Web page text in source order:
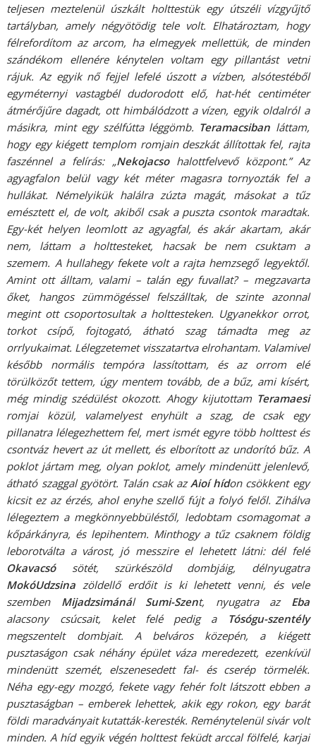
teljesen meztelenül úszkált holttestük egy útszéli vízgyűjtő
tartályban, amely négyötödig tele volt. Elhatároztam, hogy
félrefordítom az arcom, ha elmegyek mellettük, de minden
szándékom ellenére kénytelen voltam egy pillantást vetni
rájuk. Az egyik nő fejjel lefelé úszott a vízben, alsótestéből
egyméternyi vastagbél dudorodott elő, hat-hét centiméter
átmérőjűre dagadt, ott himbálódzott a vízen, egyik oldalról a
másikra, mint egy szélfútta léggömb. Teramacsiban láttam,
hogy egy kiégett templom romjain deszkát állítottak fel, rajta
faszénnel a felírás: „Nekojacsohalottfelvevő központ.” Az
agyagfalon belül vagy két méter magasra tornyozták fel a
hullákat. Némelyikük halálra zúzta magát, másokat a tűz
emésztett el, de volt, akiből csak a puszta csontok maradtak.
Egy-két helyen leomlott az agyagfal, és akár akartam, akár
nem, láttam a holttesteket, hacsak be nem csuktam a
szemem. A hullahegy fekete volt a rajta hemzsegő legyektől.
Amint ott álltam, valami – talán egy fuvallat? – megzavarta
őket, hangos zümmögéssel felszálltak, de szinte azonnal
megint ott csoportosultak a holttesteken. Ugyanekkor orrot,
torkot csípő, fojtogató, átható szag támadta meg az
orrlyukaimat. Lélegzetemet visszatartva elrohantam. Valamivel
később normális tempóra lassítottam, és az orrom elé
törülközőt tettem, úgy mentem tovább, de a bűz, ami kísért,
még mindig szédülést okozott. Ahogy kijutottam Teramaesi
romjai közül, valamelyest enyhült a szag, de csak egy
pillanatra lélegezhettem fel, mert ismét egyre több holttest és
csontváz hevert az út mellett, és elborított az undorító bűz. A
poklot jártam meg, olyan poklot, amely mindenütt jelenlevő,
átható szaggal gyötört. Talán csak azAioí hídon csökkent egy
kicsit ez az érzés, ahol enyhe szellő fújt a folyó felől. Zihálva
lélegeztem a megkönnyebbüléstől, ledobtam csomagomat a
kőpárkányra, és lepihentem. Minthogy a tűz csaknem földig
leborotválta a várost, jó messzire el lehetett látni: dél felé
Okavacsósötét, szürkészöld dombjáig, délnyugatra
MokóUdzsina zöldellő erdőit is ki lehetett venni, és vele
szemben Mijadzsimánál Sumi-Szent, nyugatra az Eba
alacsony csúcsait, kelet felé pedig a
Tósógu-szentély
megszentelt dombjait. A belváros közepén, a kiégett
pusztaságon csak néhány épület váza meredezett, ezenkívül
mindenütt szemét, elszenesedett fal- és cserép törmelék.
Néha egy-egy mozgó, fekete vagy fehér folt látszott ebben a
pusztaságban – emberek lehettek, akik egy rokon, egy barát
földi maradványait kutatták-keresték. Reménytelenül sivár volt
minden. A híd egyik végén holttest feküdt arccal fölfelé, karjai